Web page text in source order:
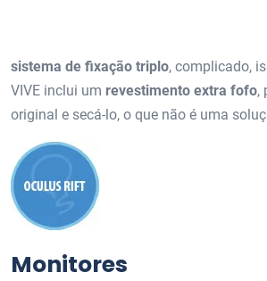
sistema de fixação triplo, complicado,
VIVE inclui um revestimento extra fofo,
original e secá-lo, o que não é uma
Monitores